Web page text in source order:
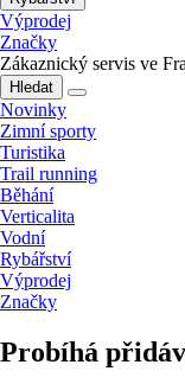
Výprodej
Značky
Zákaznický servis ve
Hledat
Novinky
Zimní sporty
Turistika
Trail running
Běhání
Verticalita
Vodní
Rybářství
Výprodej
Značky
Probíhá